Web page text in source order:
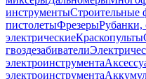
инструментыСтроительные
пистолетыФрезерыРубанки,
электрическиеКраскопульты
гвоздезабиватели
электроинструмента
электроинструмента